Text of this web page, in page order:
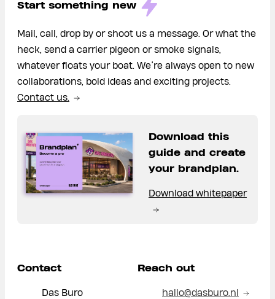
Start something new
Mail, call, drop by or shoot us a message. Or what the
heck, send a carrier pigeon or smoke signals,
whatever floats your boat. We’re always open to new
collaborations, bold ideas and exciting projects.
Contact us.
Download this
guide and create
your brandplan.
Download whitepaper
Contact
Das Buro
Reach out
hallo@dasburo.nl